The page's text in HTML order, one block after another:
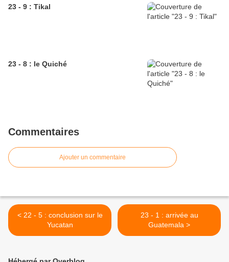
23 - 9 : Tikal
23 - 8 : le Quiché
Commentaires
Ajouter un commentaire
< 22 - 5 : conclusion sur le
Yucatan
23 - 1 : arrivée au
Guatemala >